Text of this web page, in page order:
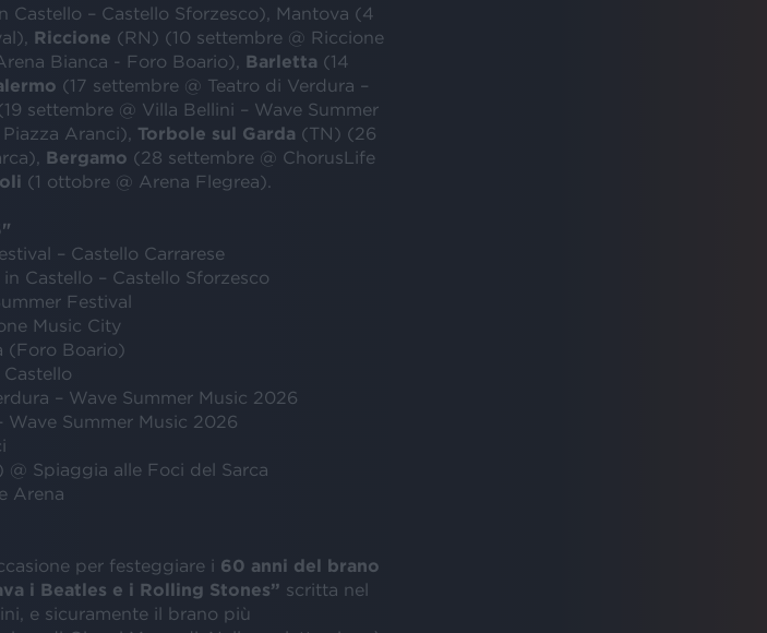
Castello – Castello Sforzesco), Mantova (4
Riccione (RN) (10 settembre @ Riccione
Bianca - Foro Boario), Barletta (14
(17 settembre @ Teatro di Verdura –
settembre @ Villa Bellini – Wave Summer
Aranci), Torbole sul Garda (TN) (26
Bergamo (28 settembre @ ChorusLife
(1 ottobre @ Arena Flegrea).
– Castello Carrarese
Castello – Castello Sforzesco
Festival
Music City
(Foro Boario)
– Wave Summer Music 2026
Wave Summer Music 2026
Spiaggia alle Foci del Sarca
Arena
per festeggiare i 60 anni del brano
i Beatles e i Rolling Stones” scritta nel
e sicuramente il brano più